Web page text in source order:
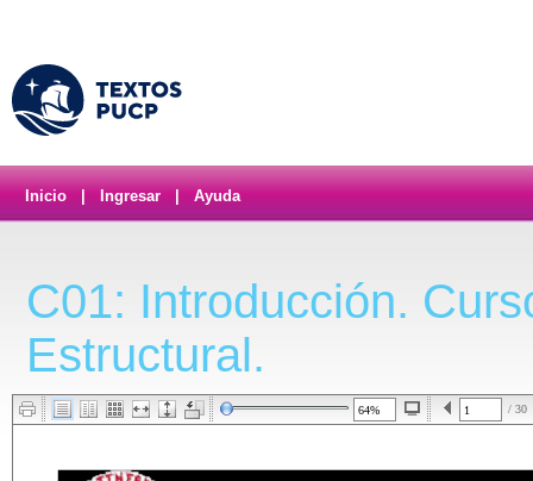
Inicio Ingresar Ayuda
C01: Introducción.
Estructural.
/ 30